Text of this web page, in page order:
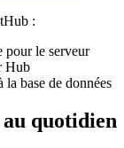
:
pour le serveur
Hub
base de données
quotidien